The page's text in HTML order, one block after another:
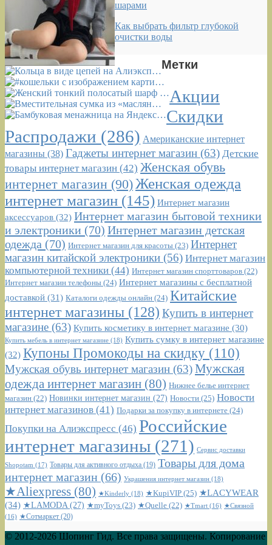
шарами
Как выбрать фильтр глубокой
очистки воды
Метки
Акции
Скидки
Распродажи (286) Американские интернет
магазины (38) Гаджеты интернет магазин (63) Детские
товары интернет магазин (42) Женская обувь
интернет магазин (90)Женская одежда
интернет магазин (145) Интернет магазин
аксессуаров (32) Интернет магазин бытовой техники
и электроники (70) Интернет магазин детская
одежда (70) Интернет магазин для красоты (23) Интернет
магазин китайской электроники (56) Интернет магазин
компьютерной техники (44) Интернет магазин спорттоваров (22)
Интернет магазин телефоны (24) Интернет магазины с бесплатной
доставкой (31) Каталоги одежды онлайн (24) Китайские
интернет магазины (128) Купить в интернет
магазине (63) Купить косметику в интернет магазине (30)
Купить мебель в интернет магазине (18) Купить сумку в интернет магазине
(32) Купоны Промокоды на скидку (110)
Мужская обувь интернет магазин (63)Мужская
одежда интернет магазин (80) Нижнее белье интернет
магазин (22) Новинки интернет магазин (27) Новости (25) Новости
интернет магазинов (41) Подарки за покупку в интернете (24)
Покупки на Алиэкспресс (46) Российские
интернет магазины (271) Сервис доставки
Shopotam (17) Товары для активного отдыха (19) Товары для дома
интернет магазин (66) Украшения интернет магазин (18)
★Aliexpress (80) ★Kinderly (18) ★KupiVIP (25) ★LACYWEAR
(34) ★LAMODA (27) ★myToys (23) ★Quelle (22) ★Tmart (16) ★Связной
(16) ★Сотмаркет (20)
© 2012-2026 Шопинг Гид. Все права защищены. Копирование